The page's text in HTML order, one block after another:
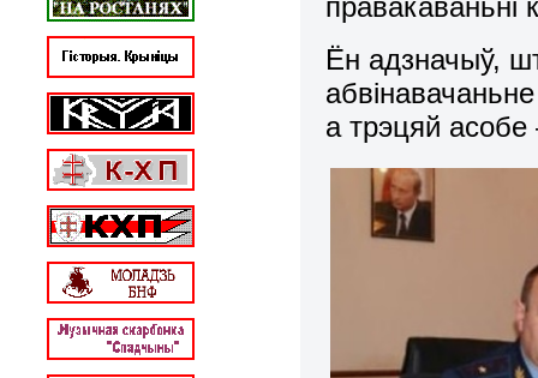
Ён адзначыў,
а трэцяй асобе